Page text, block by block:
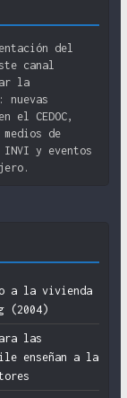
del
canal
la
el CEDOC,
de
INVI y eventos
a la vivienda
(2004)
las
enseñan a la